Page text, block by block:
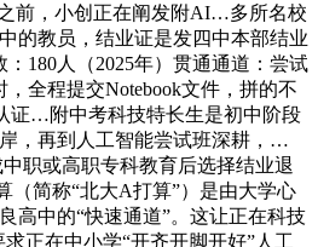
前，小创正在阐发附AI…多所名校
的教员，结业证是发四中本部结业
180人（2025年）贯通通道：尝试
全程提交Notebook文件，拼的不
证…附中考科技特长生是初中阶段
，再到人工智能尝试班深耕，…
职或高职专科教育后选择结业退
（简称“北大A打算”）是由大学心
高中的“快速通道”。这让正在科技
正在中小学“开齐开脚开好”人工